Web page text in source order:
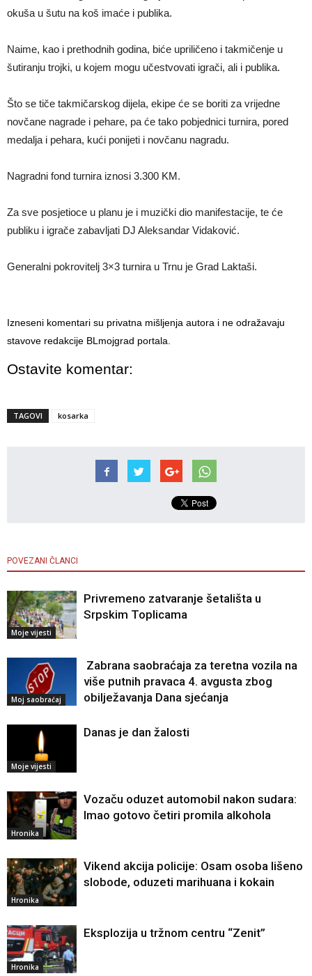
okuša u šutu na koš imaće i publika.
Naime, kao i prethodnih godina, biće upriličeno i takmičenje u
šutiranju trojki, u kojem mogu učestvovati igrači, ali i publika.
Što se tiče takmičarskog dijela, ekipe će se boriti za vrijedne
novčane nagrade i pehare, pa će tako pobjednici turnira, pored
medalja i pehara, kući ponijeti i novčanu nagradu.
Nagradni fond turnira iznosi 3.300 KM.
Za sve posjetioce u planu je i muzički dio manifestacije, te će
publiku i igrače zabavljati DJ Aleksandar Vidaković.
Generalni pokrovitelj 3×3 turnira u Trnu je Grad Laktaši.
Izneseni komentari su privatna mišljenja autora i ne odražavaju
stavove redakcije BLmojgrad portala.
Ostavite komentar:
TAGOVI kosarka
POVEZANI ČLANCI
Moje vijesti
Privremeno zatvaranje šetališta u
Srpskim Toplicama
Moj saobraćaj
Zabrana saobraćaja za teretna vozila na
više putnih pravaca 4. avgusta zbog
obilježavanja Dana sjećanja
Moje vijesti
Danas je dan žalosti
Hronika
Vozaču oduzet automobil nakon sudara:
Imao gotovo četiri promila alkohola
Hronika
Vikend akcija policije: Osam osoba lišeno
slobode, oduzeti marihuana i kokain
Hronika
Eksplozija u tržnom centru “Zenit”